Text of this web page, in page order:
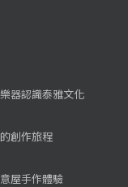
器認識泰雅文化
創作旅程
屋手作體驗